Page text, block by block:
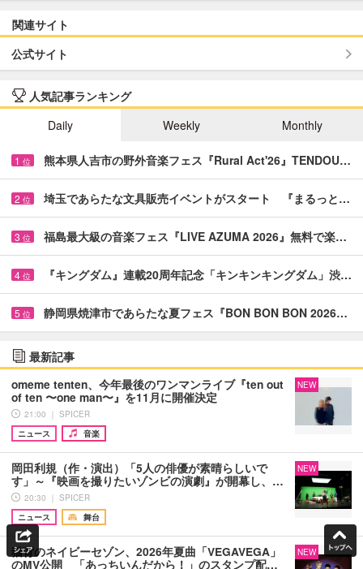
関連サイト
公式サイト
人気記事ランキング
Daily
Weekly Monthly
1 位 熊本県人吉市の野外音楽フェス『Rural Act'26』TENDOU…
2 位 埼玉であらたな文具販売イベントがスタート 『まるっと…
3 位 福島最大級の音楽フェス『LIVE AZUMA 2026』無料で楽…
4 位 『キングダム』連載20周年記念「キンキンキングダム」渋…
5 位 静岡県焼津市であらたな夏フェス『BON BON BON 2026…
最新記事
omeme tenten、今年最後のワンマンライブ『ten out
of ten 〜one man〜』を11月に開催決定
21:00 ｜ SPICER
ニュース
音楽
NEW
岡田利規（作・演出）「5人の俳優が素晴らしいで
す」～『映画を撮りたいゾンビの演劇』が開幕し、…
20:30 ｜ SPICER
ニュース
舞台
NEW
猫背のネイビーセゾン、2026年夏曲「VEGAVEGA」
のMV公開 「あっちいんだから！」のスタンプ配…
NEW